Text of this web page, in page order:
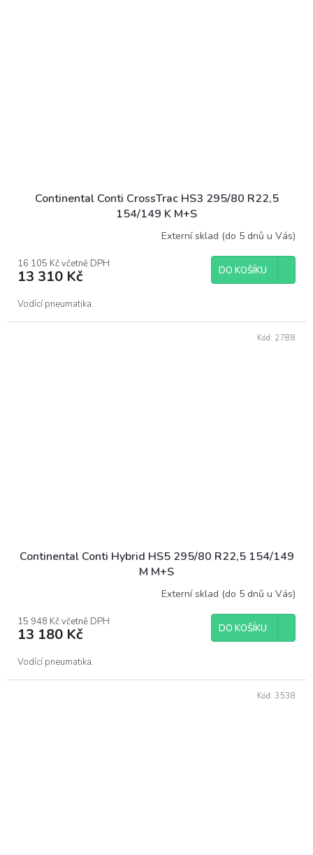
Continental Conti CrossTrac HS3 295/80 R22,5
154/149 K M+S
Externí sklad (do 5 dnů u Vás)
16 105 Kč včetně DPH
13 310 Kč DO KOŠÍKU
Vodící pneumatika.
Continental Conti Hybrid HS5 295/80 R22,5 154/149
M M+S
Externí sklad (do 5 dnů u Vás)
15 948 Kč včetně DPH
13 180 Kč DO KOŠÍKU
Vodící pneumatika.
Kód: 2788
Kód: 3538